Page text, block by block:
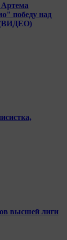
победу над
(ВИДЕО)
высшей лиги